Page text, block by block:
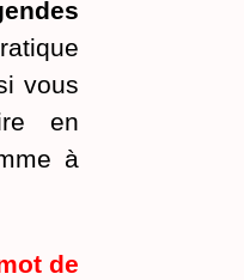
vous
en
à
de